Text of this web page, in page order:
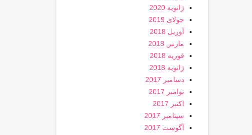
ژانویه 2020
جولای 2019
آوریل 2018
مارس 2018
فوریه 2018
ژانویه 2018
دسامبر 2017
نوامبر 2017
اکتبر 2017
سپتامبر 2017
آگوست 2017